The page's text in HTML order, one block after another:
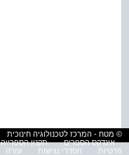
© מטח - המרכז לטכנולוגיה חינוכית
אינדקס הספרים
תקנון הספרייה
פרטיות
הסדרי נגישות עזרה